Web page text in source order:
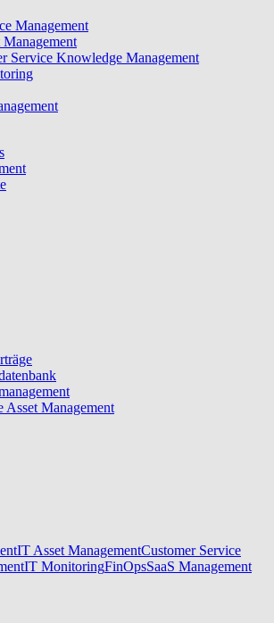
Management
Service Knowledge Management
Asset Management
IT Asset ManagementCustomer Service
IT MonitoringFinOpsSaaS Management